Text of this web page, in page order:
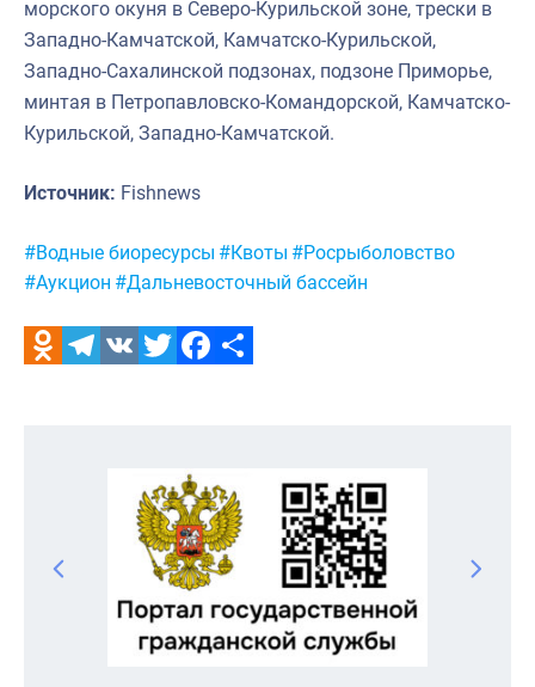
морского окуня в Северо-Курильской зоне, трески в
Западно-Камчатской, Камчатско-Курильской,
Западно-Сахалинской подзонах, подзоне Приморье,
минтая в Петропавловско-Командорской, Камчатско-
Курильской, Западно-Камчатской.
Источник: Fishnews
Метки:
#Водные биоресурсы #Квоты #Росрыболовство
#Аукцион #Дальневосточный бассейн